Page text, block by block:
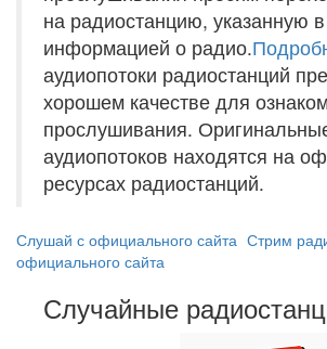
на радиостанцию, указанную
информацией о радио.
аудиопотоки радиостанций
хорошем качестве для
прослушивания.
аудиопотоков находятся на
ресурсах радиостанций.
Слушай с официального сайта Стрим
официального сайта
Случайные